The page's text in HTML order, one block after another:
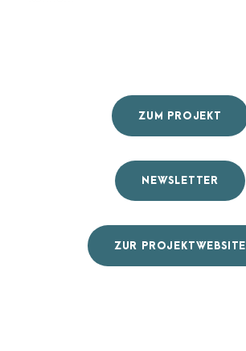
ZUM PROJEKT
NEWSLETTER
ZUR PROJEKTWEBSITE